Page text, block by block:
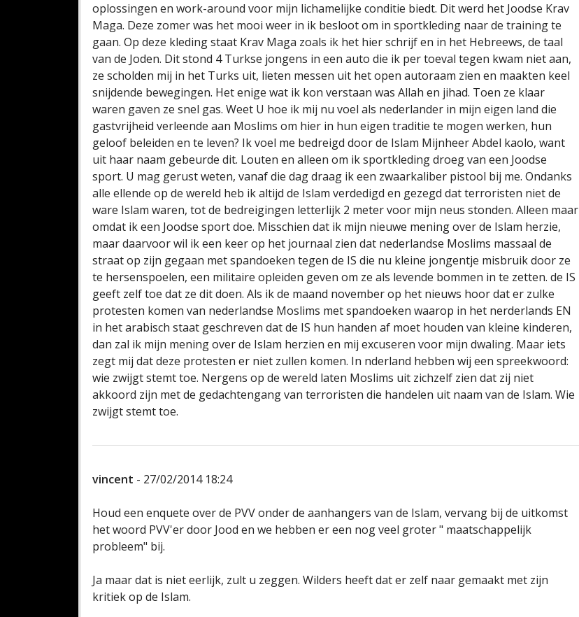
oplossingen en work-around voor mijn lichamelijke conditie biedt. Dit werd het Joodse Krav
Maga. Deze zomer was het mooi weer in ik besloot om in sportkleding naar de training te
gaan. Op deze kleding staat Krav Maga zoals ik het hier schrijf en in het Hebreews, de taal
van de Joden. Dit stond 4 Turkse jongens in een auto die ik per toeval tegen kwam niet aan,
ze scholden mij in het Turks uit, lieten messen uit het open autoraam zien en maakten keel
snijdende bewegingen. Het enige wat ik kon verstaan was Allah en jihad. Toen ze klaar
waren gaven ze snel gas. Weet U hoe ik mij nu voel als nederlander in mijn eigen land die
gastvrijheid verleende aan Moslims om hier in hun eigen traditie te mogen werken, hun
geloof beleiden en te leven? Ik voel me bedreigd door de Islam Mijnheer Abdel kaolo, want
uit haar naam gebeurde dit. Louten en alleen om ik sportkleding droeg van een Joodse
sport. U mag gerust weten, vanaf die dag draag ik een zwaarkaliber pistool bij me. Ondanks
alle ellende op de wereld heb ik altijd de Islam verdedigd en gezegd dat terroristen niet de
ware Islam waren, tot de bedreigingen letterlijk 2 meter voor mijn neus stonden. Alleen maar
omdat ik een Joodse sport doe. Misschien dat ik mijn nieuwe mening over de Islam herzie,
maar daarvoor wil ik een keer op het journaal zien dat nederlandse Moslims massaal de
straat op zijn gegaan met spandoeken tegen de IS die nu kleine jongentje misbruik door ze
te hersenspoelen, een militaire opleiden geven om ze als levende bommen in te zetten. de IS
geeft zelf toe dat ze dit doen. Als ik de maand november op het nieuws hoor dat er zulke
protesten komen van nederlandse Moslims met spandoeken waarop in het nerderlands EN
in het arabisch staat geschreven dat de IS hun handen af moet houden van kleine kinderen,
dan zal ik mijn mening over de Islam herzien en mij excuseren voor mijn dwaling. Maar iets
zegt mij dat deze protesten er niet zullen komen. In nderland hebben wij een spreekwoord:
wie zwijgt stemt toe. Nergens op de wereld laten Moslims uit zichzelf zien dat zij niet
akkoord zijn met de gedachtengang van terroristen die handelen uit naam van de Islam. Wie
zwijgt stemt toe.
vincent - 27/02/2014 18:24
Houd een enquete over de PVV onder de aanhangers van de Islam, vervang bij de uitkomst
het woord PVV'er door Jood en we hebben er een nog veel groter " maatschappelijk
probleem" bij.
Ja maar dat is niet eerlijk, zult u zeggen. Wilders heeft dat er zelf naar gemaakt met zijn
kritiek op de Islam.